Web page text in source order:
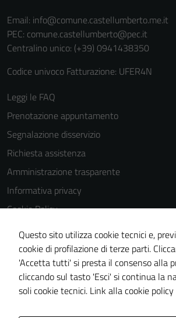
Email: info@comune.castellumberto.me.it
PEC: comune.castellumberto@pec.it
Centralino unico: (+39) 0941438350
Codice univoco Fatturazione: UFER4N
Leggi le FAQ
Prenotazione appuntamento
Segnalazione disservizio
Richiesta assistenza
Amministrazione trasparente
Informativa privacy
Cookie Policy
Note legali
Dichiarazione di accessibilità
Obiettivi di accessibilità
Piano di miglioramento del sito
Questo sito utilizza cookie tecnici e,
cookie di profilazione di terze parti.
'Accetta tutti' si presta il consenso alla
cliccando sul tasto 'Esci' si continua la
soli cookie tecnici. Link alla cookie policy
personali.